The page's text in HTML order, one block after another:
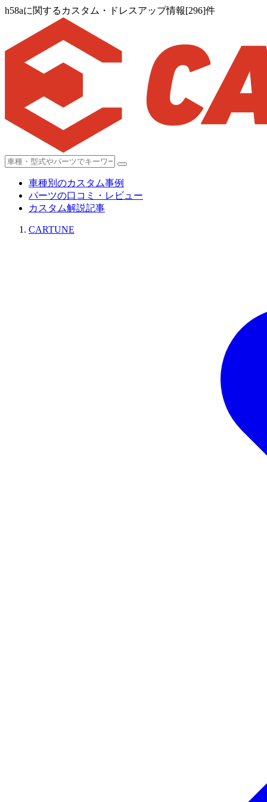
h58aに関するカスタム・ドレスアップ情報[296]件
車種別のカスタム事例
パーツの口コミ・レビュー
カスタム解説記事
CARTUNE